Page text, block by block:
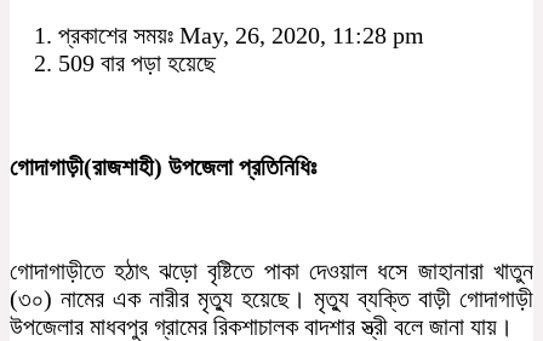
প্রকাশের সময়ঃ May, 26, 2020, 11:28 pm
509 বার পড়া হয়েছে
গোদাগাড়ী(রাজশাহী) উপজেলা প্রতিনিধিঃ
গোদাগাড়ীতে হঠাৎ ঝড়ো বৃষ্টিতে পাকা দেওয়াল ধসে জাহানারা খাতুন
(৩০) নামের এক নারীর মৃত্যু হয়েছে। মৃত্যু ব্যক্তি বাড়ী গোদাগাড়ী
উপজেলার মাধবপুর গ্রামের রিকশাচালক বাদশার স্ত্রী বলে জানা যায়।